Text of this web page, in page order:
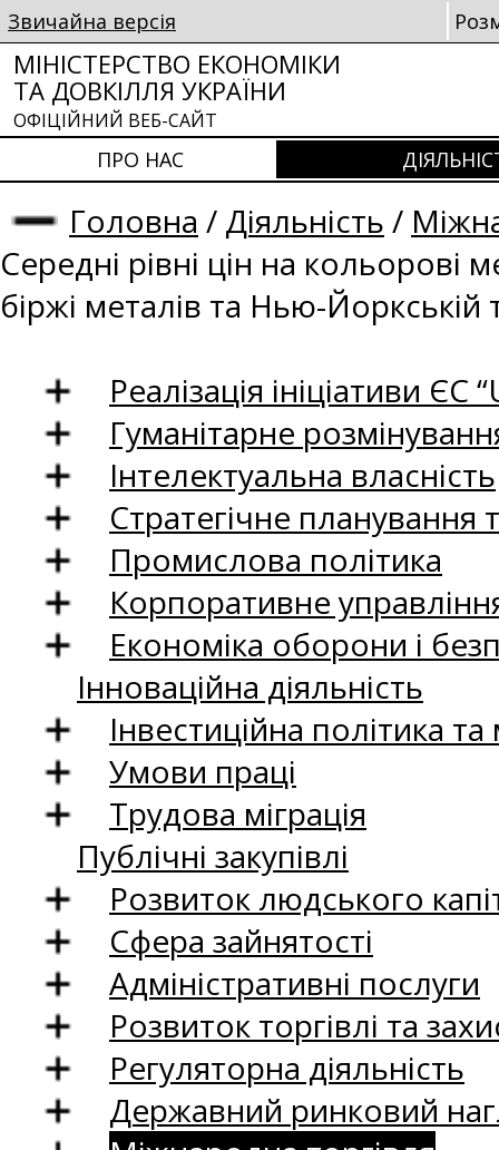
Звичайна версія
МІНІСТЕРСТВО ЕКОНОМІКИ
ТА ДОВКІЛЛЯ УКРАЇНИ
ОФІЦІЙНИЙ ВЕБ-САЙТ
ПРО НАС
Головна / Діяльність /
Середні рівні цін на кольорові
біржі металів та Нью-Йоркській
Реалізація ініціативи ЄС
Гуманітарне
Інтелектуальна власність
Стратегічне
Промислова політика
Корпоративне
Економіка оборони і
Інноваційна діяльність
Інвестиційна політика
Умови праці
Трудова міграція
Публічні закупівлі
Розвиток людського
Сфера зайнятості
Адміністративні послуги
Розвиток торгівлі та
Регуляторна діяльність
Державний ринковий